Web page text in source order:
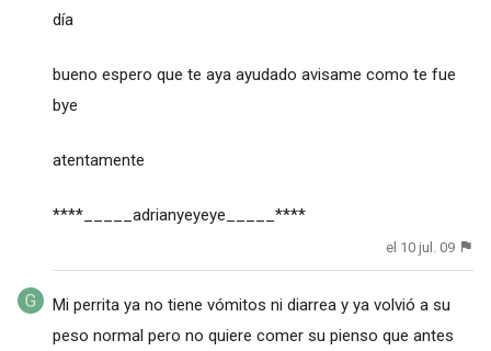
día
bueno espero que te aya ayudado avisame como te fue
bye
atentamente
****_____adrianyeyeye_____****
el 10 jul. 09
Mi perrita ya no tiene vómitos ni diarrea y ya volvió a su
peso normal pero no quiere comer su pienso que antes